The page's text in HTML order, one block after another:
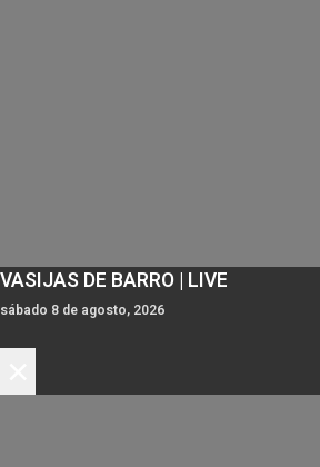
VASIJAS DE BARRO | LIVE
sábado 8 de agosto, 2026